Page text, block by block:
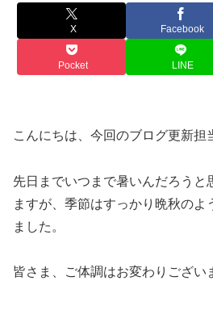
X Facebook
Pocket LINE
こんにちは、今回のブログ更新担
先日までいつまで暑いんだろうと
ますが、季節はすっかり晩秋のよ
ました。
皆さま、ご体調はお変わりござい